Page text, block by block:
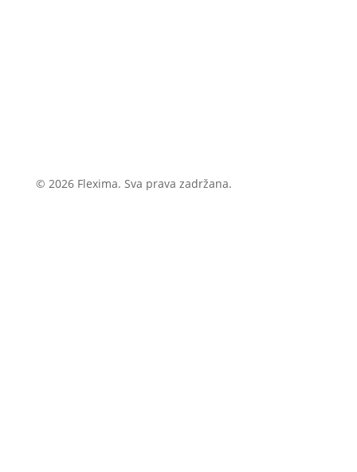
© 2026 Flexima. Sva prava zadržana.